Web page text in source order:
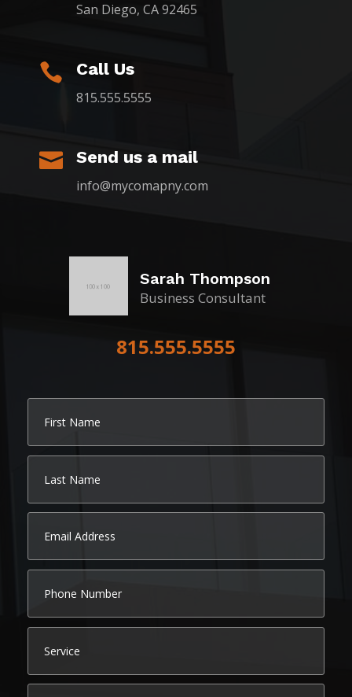
San Diego, CA 92465
 Call Us
815.555.5555
 Send us a mail
info@mycomapny.com
Sarah Thompson
Business Consultant
815.555.5555